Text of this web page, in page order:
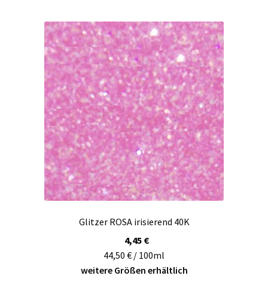
auf.
Die
Optionen
können
auf
der
Produktseite
gewählt
werden
Glitzer ROSA irisierend 40K
4,45 €
44,50 € / 100ml
weitere Größen erhältlich